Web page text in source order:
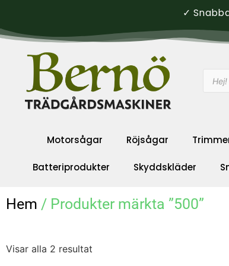
✓
Motorsågar Röjsågar
Batteriprodukter Skyddskläder
Hem / Produkter märkta ”500”
Visar alla 2 resultat